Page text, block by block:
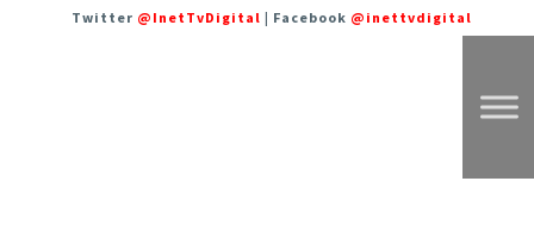
Twitter @InetTvDigital | Facebook @inettvdigital